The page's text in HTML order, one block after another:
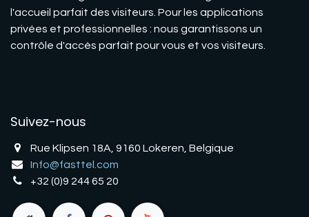
l'accueil parfait des visiteurs. Pour les applications
privées et professionnelles : nous garantissons un
contrôle d'accès parfait pour vous et vos visiteurs.
Suivez-nous
Rue Klipsen 18A, 9160 Lokeren, Belgique
Info@fasttel.com
+32 (0)9 244 65 20